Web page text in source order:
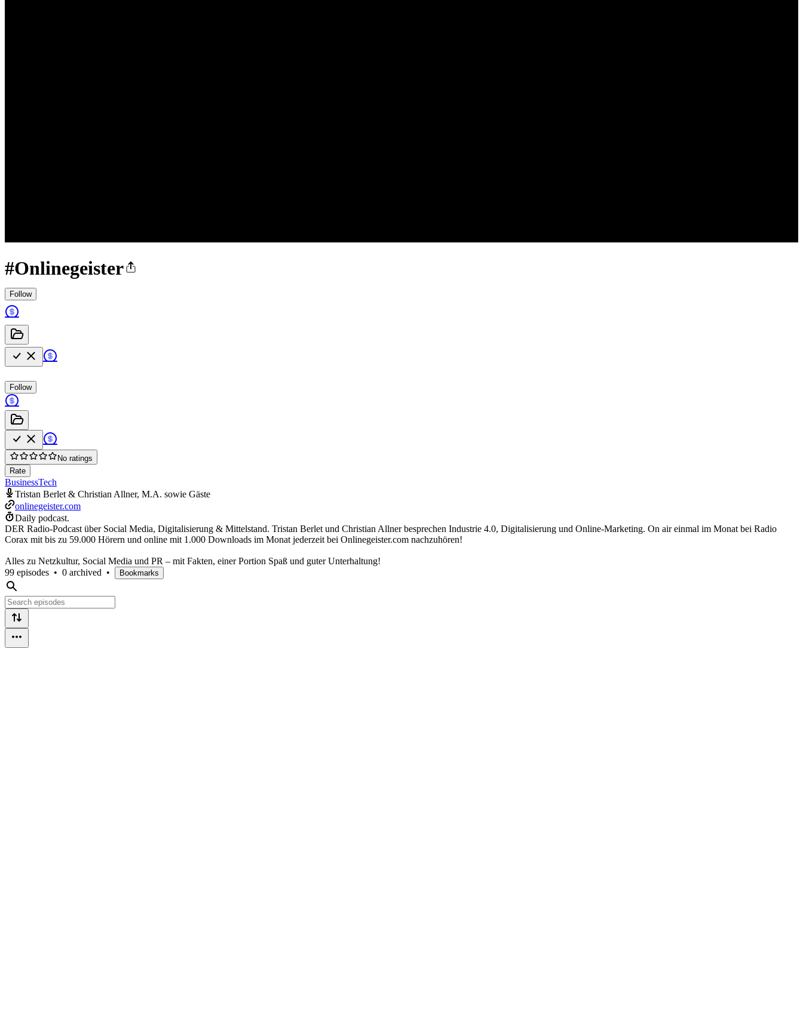
#Onlinegeister
Follow
Follow
No ratings
Rate
BusinessTech
Tristan Berlet & Christian Allner, M.A. sowie Gäste
onlinegeister.com
Daily podcast.
DER Radio-Podcast über Social Media, Digitalisierung & Mittelstand. Tristan Berlet und Christian Allner besprechen Industrie 4.0, Digitalisierung und Online-Marketing. On air einmal im Monat bei Radio
Corax mit bis zu 59.000 Hörern und online mit 1.000 Downloads im Monat jederzeit bei Onlinegeister.com nachzuhören!
Alles zu Netzkultur, Social Media und PR – mit Fakten, einer Portion Spaß und guter Unterhaltung!
99 episodes • 0 archived • Bookmarks